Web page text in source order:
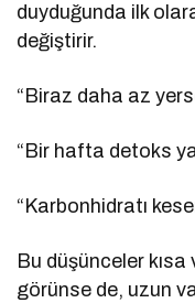
duyduğunda ilk
değiştirir.
“Biraz daha az
“Bir hafta detoks
“Karbonhidratı
Bu düşünceler
görünse de, uzun